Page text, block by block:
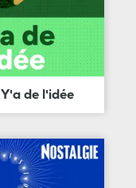
Y'a de l'idée